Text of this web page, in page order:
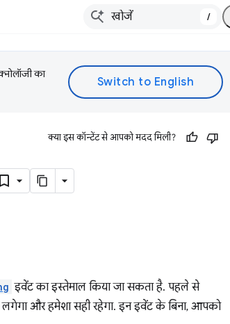
/
का
क्या इस कॉन्टेंट से आपको मदद मिली?
इवेंट का इस्तेमाल किया जा सकता है. पहले से
और हमेशा सही रहेगा. इन इवेंट के बिना, आपको